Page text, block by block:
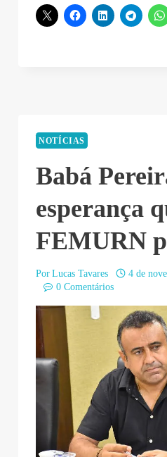
NOTÍCIAS
Babá
esperança
FEMURN
Por Lucas Tavares
4 de
0 Comentários